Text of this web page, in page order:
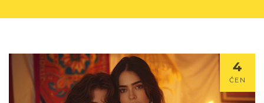
4
ČEN